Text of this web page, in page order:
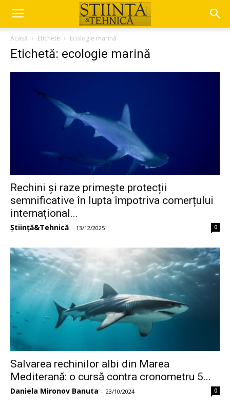
Acasă Etichete Ecologie marină
Etichetă: ecologie marină
Rechini și raze primește protecții
semnificative în lupta împotriva comerțului
internațional...
Știință&Tehnică - 13/12/2025 0
Salvarea rechinilor albi din Marea
Mediterană: o cursă contra cronometru 5...
Daniela Mironov Banuta - 23/10/2024 0